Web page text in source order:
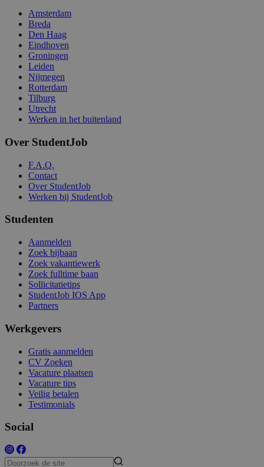
Amsterdam
Breda
Den Haag
Eindhoven
Groningen
Leiden
Nijmegen
Rotterdam
Tilburg
Utrecht
Werken in het buitenland
Over StudentJob
F.A.Q.
Contact
Over StudentJob
Werken bij StudentJob
Studenten
Aanmelden
Zoek bijbaan
Zoek vakantiewerk
Zoek fulltime baan
Sollicitatietips
StudentJob IOS App
Partners
Werkgevers
Gratis aanmelden
CV Zoeken
Vacature plaatsen
Vacature tips
Veilig betalen
Testimonials
Social